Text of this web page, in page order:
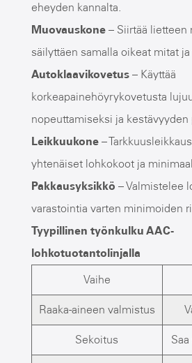
eheyden kannalta.
Muovauskone – Siirtää lietteen
säilyttäen samalla oikeat mitat
Autoklaavikovetus – Käyttää
korkeapainehöyrykovetusta
nopeuttamiseksi ja kestävyyden
Leikkuukone –
yhtenäiset lohkokoot ja
Pakkausyksikkö – Valmistelee
varastointia varten minimoiden
Tyypillinen työnkulku AAC-
lohkotuotantolinjalla
Vaihe
Raaka-aineen valmistus
Sekoitus